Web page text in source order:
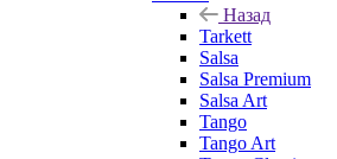
Назад
Tarkett
Salsa
Salsa Premium
Salsa Art
Tango
Tango Art